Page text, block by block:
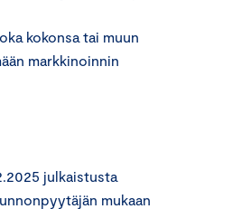
kokonsa tai muun
markkinoinnin
julkaistusta
mukaan